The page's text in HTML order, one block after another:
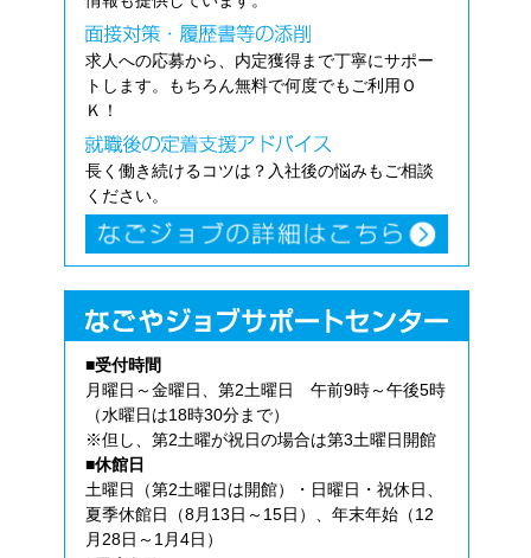
求人への応募から、内定獲得まで丁寧にサポー
トします。もちろん無料で何度でもご利用Ｏ
Ｋ！
長く働き続けるコツは？入社後の悩みもご相談
ください。
■受付時間
月曜日～金曜日、第2土曜日 午前9時～午後5時
（水曜日は18時30分まで）
※但し、第2土曜が祝日の場合は第3土曜日開館
■休館日
土曜日（第2土曜日は開館）・日曜日・祝休日、
夏季休館日（8月13日～15日）、年末年始（12
月28日～1月4日）